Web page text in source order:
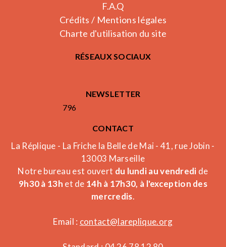
F.A.Q
Crédits / Mentions légales
Charte d'utilisation du site
RÉSEAUX SOCIAUX
NEWSLETTER
796
CONTACT
La Réplique - La Friche la Belle de Mai - 41, rue Jobin -
13003 Marseille
Notre bureau est ouvert du lundi au vendredi de
9h30 à 13h et de 14h à 17h30, à l'exception des
mercredis.
Email : contact@lareplique.org